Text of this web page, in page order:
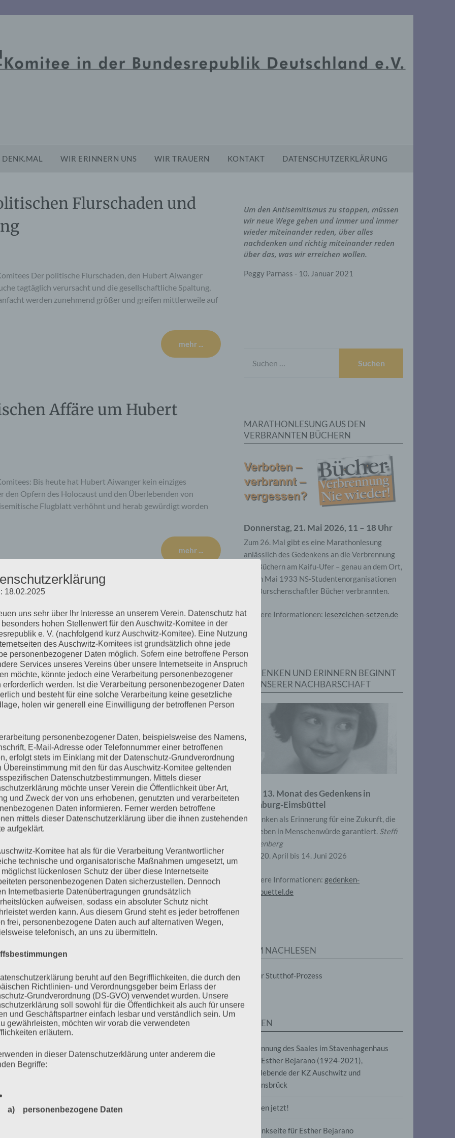
DENK.MAL WIR ERINNERN UNS WIR TRAUERN KONTAKT DATENSCHUTZERKLÄRUNG
Flurschaden und
Der politische Flurschaden, den Hubert Aiwanger
tagtäglich verursacht und die gesellschaftliche Spaltung,
werden zunehmend größer und greifen mittlerweile auf
mehr ...
Affäre um Hubert
Bis heute hat Hubert Aiwanger kein einziges
Opfern des Holocaust und den Überlebenden von
Flugblatt verhöhnt und herab gewürdigt worden
mehr ...
Auschwitz-Komitees in der
e.V.
auf Gedenkstätten, Gedenkorte und Orte der historisch-
am Holocaust-Mahnmal „Gleis 17“ in Berlin und
wurde auch das Veranstaltungszelt für das
weitgehend zerstört.
mehr ...
Flugblatt: IAK fordert
Überlebende des Holocaust sind angesichts der
und verletzt.
Wilke (1930-2023)
trauert um Marianne Wilke, die am 17. Juli 2023
Leben ganz dem Kampf für den Frieden gegen
Vorsitzende der Vereinigung der Verfolgten des Naziregimes
Um den Antisemitismus zu stoppen, müssen
wir neue Wege gehen und immer und immer
wieder miteinander reden, über alles
nachdenken und richtig miteinander reden
über das, was wir erreichen wollen.
Peggy Parnass - 10. Januar 2021
NACH:
MARATHONLESUNG AUS DEN
VERBRANNTEN BÜCHERN
Donnerstag, 21. Mai 2026, 11 – 18 Uhr
Zum 26. Mal gibt es eine Marathonlesung
anlässlich des Gedenkens an die Verbrennung
von Büchern am Kaifu-Ufer – genau an dem Ort,
wo im Mai 1933 NS-Studentenorganisationen
und Burschenschaftler Bücher verbrannten.
Weitere Informationen: lesezeichen-setzen.de
GEDENKEN UND ERINNERN BEGINNT
IN UNSERER NACHBARSCHAFT
Zum 13. Monat des Gedenkens in
Hamburg-Eimsbüttel
Gedenken als Erinnerung für eine Zukunft, die
ein Leben in Menschenwürde garantiert. Steffi
Wittenberg
Vom 20. April bis 14. Juni 2026
Weitere Informationen: gedenken-
eimsbuettel.de
ZUM NACHLESEN
Der Stutthof-Prozess
SEITEN
Benennung des Saales im Stavenhagenhaus
nach Esther Bejarano (1924-2021),
Überlebende der KZ Auschwitz und
Ravensbrück
Frieden jetzt!
Gedenkseite für Esther Bejarano
18.02.2025
uns sehr über Ihr Interesse an unserem Verein. Datenschutz hat
hohen Stellenwert für den Auschwitz-Komitee in der
e. V. (nachfolgend kurz Auschwitz-Komitee). Eine Nutzung
des Auschwitz-Komitees ist grundsätzlich ohne jede
personenbezogener Daten möglich. Sofern eine betroffene Person
Services unseres Vereins über unsere Internetseite in Anspruch
möchte, könnte jedoch eine Verarbeitung personenbezogener
erforderlich werden. Ist die Verarbeitung personenbezogener Daten
und besteht für eine solche Verarbeitung keine gesetzliche
holen wir generell eine Einwilligung der betroffenen Person
personenbezogener Daten, beispielsweise des Namens,
E-Mail-Adresse oder Telefonnummer einer betroffenen
erfolgt stets im Einklang mit der Datenschutz-Grundverordnung
Übereinstimmung mit den für das Auschwitz-Komitee geltenden
Datenschutzbestimmungen. Mittels dieser
möchte unser Verein die Öffentlichkeit über Art,
und Zweck der von uns erhobenen, genutzten und verarbeiteten
Daten informieren. Ferner werden betroffene
mittels dieser Datenschutzerklärung über die ihnen zustehenden
aufgeklärt.
Komitee hat als für die Verarbeitung Verantwortlicher
technische und organisatorische Maßnahmen umgesetzt, um
lückenlosen Schutz der über diese Internetseite
personenbezogenen Daten sicherzustellen. Dennoch
Internetbasierte Datenübertragungen grundsätzlich
aufweisen, sodass ein absoluter Schutz nicht
werden kann. Aus diesem Grund steht es jeder betroffenen
frei, personenbezogene Daten auch auf alternativen Wegen,
telefonisch, an uns zu übermitteln.
beruht auf den Begrifflichkeiten, die durch den
Richtlinien- und Verordnungsgeber beim Erlass der
Grundverordnung (DS-GVO) verwendet wurden. Unsere
soll sowohl für die Öffentlichkeit als auch für unsere
und Geschäftspartner einfach lesbar und verständlich sein. Um
gewährleisten, möchten wir vorab die verwendeten
erläutern.
in dieser Datenschutzerklärung unter anderem die
Begriffe:
a) personenbezogene Daten